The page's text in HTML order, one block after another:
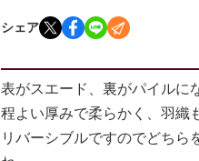
シェア
表がスエード、裏がパイルに
程よい厚みで柔らかく、羽織
リバーシブルですのでどちら